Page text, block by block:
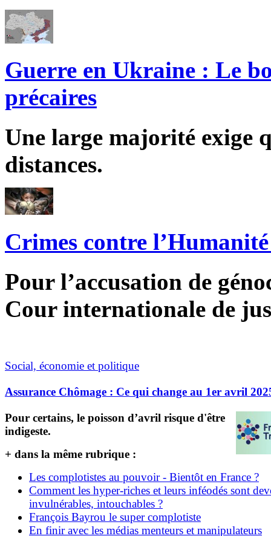
Guerre en Ukraine : Le
précaires
Une large majorité exige
distances.
Crimes contre
Pour l’accusation de
Cour internationale de
Social, économie et politique
Assurance Chômage : Ce qui change au 1er avril
Pour certains, le poisson d’avril risque d'être
indigeste.
+ dans la même rubrique :
Les complotistes au pouvoir - Bientôt en France ?
Comment les hyper-riches et leurs inféodés sont
invulnérables, intouchables ?
François Bayrou le super complotiste
En finir avec les médias menteurs et manipulateurs